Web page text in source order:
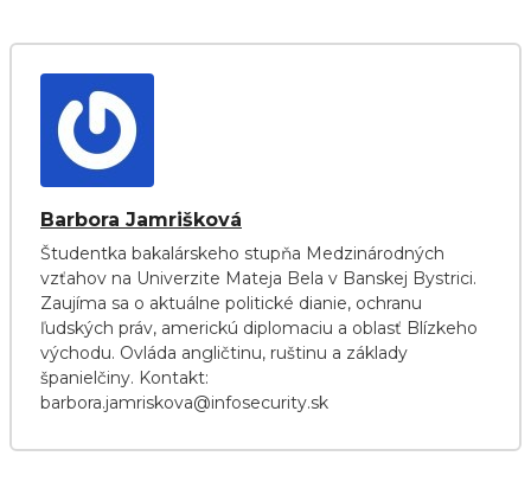
Barbora Jamrišková
Študentka bakalárskeho stupňa Medzinárodných
vzťahov na Univerzite Mateja Bela v Banskej Bystrici.
Zaujíma sa o aktuálne politické dianie, ochranu
ľudských práv, americkú diplomaciu a oblasť Blízkeho
východu. Ovláda angličtinu, ruštinu a základy
španielčiny. Kontakt:
barbora.jamriskova@infosecurity.sk